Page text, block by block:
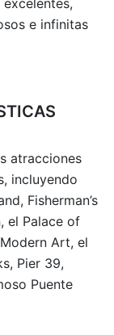
e infinitas
atracciones
incluyendo
Fisherman’s
el Palace of
Art, el
Pier 39,
Puente